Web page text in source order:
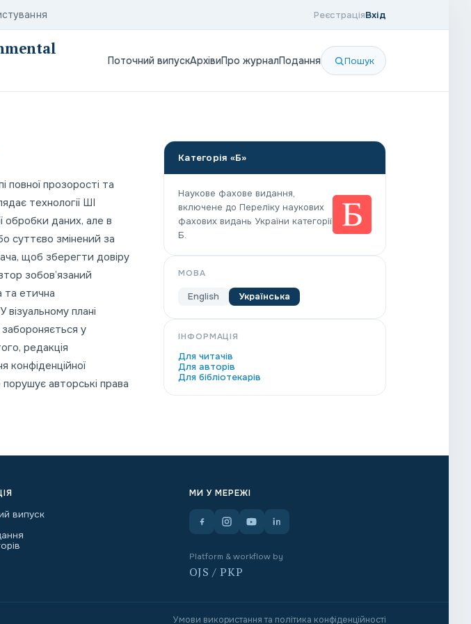
РеєстраціяВхід
Поточний випускАрхівиПро журналПодання Пошук
повної прозорості та
технології ШІ
обробки даних, але в
суттєво змінений за
щоб зберегти довіру
зобов’язаний
етична
візуальному плані
у
редакція
конфіденційної
авторські права
Категорія «Б»
Наукове фахове видання,
включене до Переліку наукових
фахових видань України категорії
Б.
МОВА
English Українська
ІНФОРМАЦІЯ
Для читачів
Для авторів
Для бібліотекарів
випуск
МИ У МЕРЕЖІ
Platform & workflow by
OJS / PKP
Умови використання та політика конфіденційності